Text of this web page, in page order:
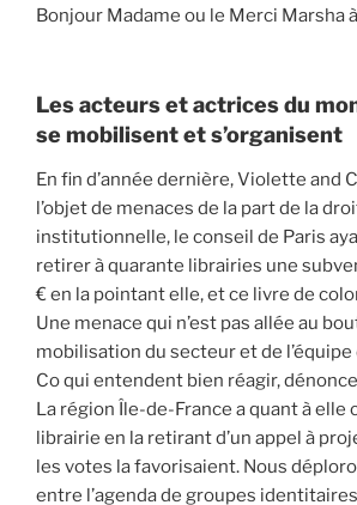
Bonjour Madame ou le Merci Marsha
Les acteurs et actrices du
se mobilisent et s’organisent
En fin d’année dernière, Violette and
l’objet de menaces de la part de la
institutionnelle, le conseil de Paris
retirer à quarante librairies une
€ en la pointant elle, et ce livre de
Une menace qui n’est pas allée au
mobilisation du secteur et de
Co qui entendent bien réagir,
La région Île-de-France a quant à elle
librairie en la retirant d’un appel à
les votes la favorisaient. Nous
entre l’agenda de groupes